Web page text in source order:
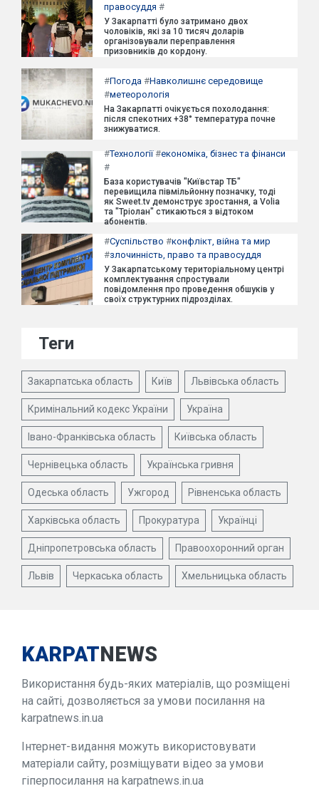
правосуддя #
У Закарпатті було затримано двох
чоловіків, які за 10 тисяч доларів
організовували переправлення
призовників до кордону.
#Погода #Навколишнє середовище
#метеорологія
На Закарпатті очікується похолодання:
після спекотних +38° температура почне
знижуватися.
#Технології#економіка, бізнес та фінанси
#
База користувачів "Київстар ТБ"
перевищила півмільйонну позначку, тоді
як Sweet.tv демонструє зростання, а Volia
та "Тріолан" стикаються з відтоком
абонентів.
#Суспільство #конфлікт, війна та мир
#злочинність, право та правосуддя
У Закарпатському територіальному центрі
комплектування спростували
повідомлення про проведення обшуків у
своїх структурних підрозділах.
Теги
Закарпатська область Київ Львівська область
Кримінальний кодекс України Україна
Івано-Франківська область Київська область
Чернівецька область Українська гривня
Одеська область Ужгород Рівненська область
Харківська область Прокуратура Українці
Дніпропетровська область Правоохоронний орган
Львів Черкаська область Хмельницька область
KARPATNEWS
Використання будь-яких матеріалів, що розміщені
на сайті, дозволяється за умови посилання на
karpatnews.in.ua
Інтернет-видання можуть використовувати
матеріали сайту, розміщувати відео за умови
гіперпосилання на karpatnews.in.ua